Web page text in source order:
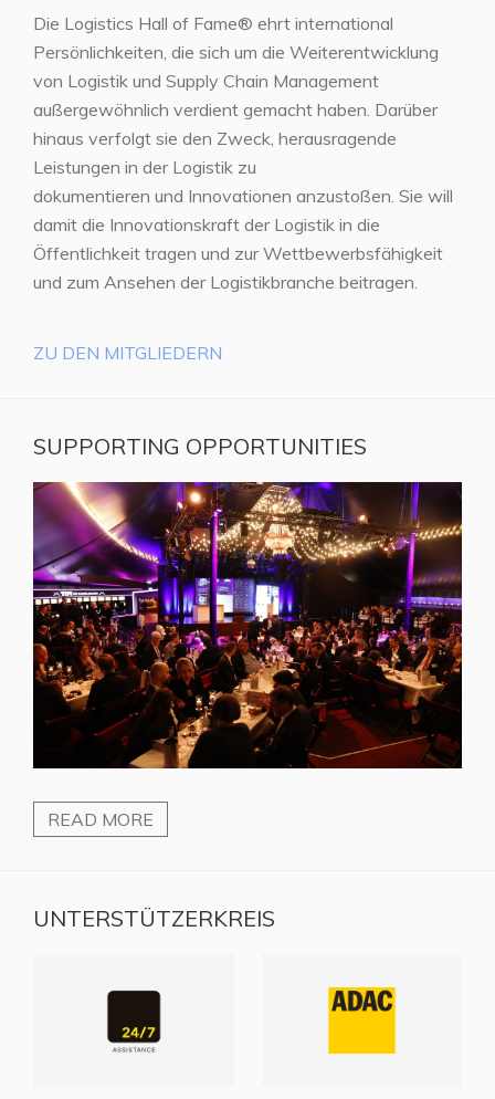
Die Logistics Hall of Fame® ehrt international
Persönlichkeiten, die sich um die Weiterentwicklung
von Logistik und Supply Chain Management
außergewöhnlich verdient gemacht haben. Darüber
hinaus verfolgt sie den Zweck, herausragende
Leistungen in der Logistik zu
dokumentieren und Innovationen anzustoßen. Sie will
damit die Innovationskraft der Logistik in die
Öffentlichkeit tragen und zur Wettbewerbsfähigkeit
und zum Ansehen der Logistikbranche beitragen.
ZU DEN MITGLIEDERN
SUPPORTING OPPORTUNITIES
READ MORE
UNTERSTÜTZERKREIS